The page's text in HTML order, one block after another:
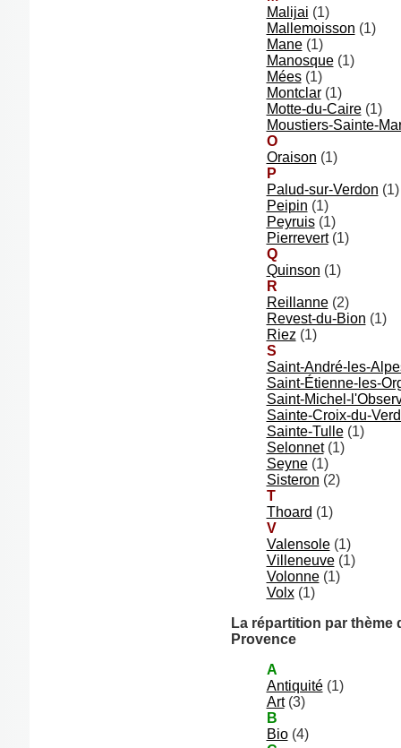
Malijai (1)
Mallemoisson (1)
Mane(1)
Manosque(1)
Mées(1)
Montclar(1)
Motte-du-Caire(1)
Moustiers-Sainte-
O
Oraison (1)
P
Palud-sur-Verdon (1)
Peipin (1)
Peyruis(1)
Pierrevert(1)
Q
Quinson (1)
R
Reillanne(2)
Revest-du-Bion (1)
Riez (1)
S
Saint-André-les-
Saint-Étienne-les-
Saint-Michel-
Sainte-Croix-du-
Sainte-Tulle(1)
Selonnet(1)
Seyne(1)
Sisteron (2)
T
Thoard (1)
V
Valensole(1)
Villeneuve(1)
Volonne(1)
Volx(1)
La répartition par thème
Provence
A
Antiquité(1)
Art(3)
B
Bio(4)